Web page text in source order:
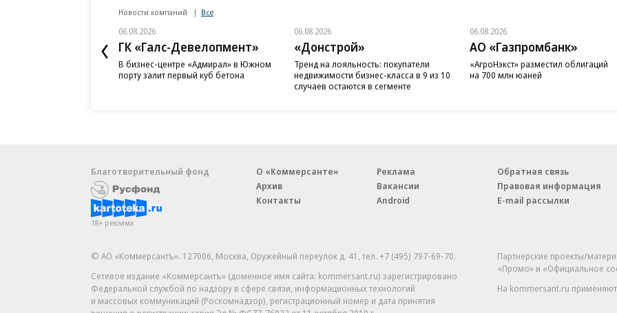
Новости компаний Все
06.08.2026
ГК «Галс-Девелопмент»
В бизнес-центре «Адмирал» в Южном
порту залит первый куб бетона
06.08.2026
«Донстрой»
Тренд на лояльность: покупатели
недвижимости бизнес-класса в 9 из 10
случаев остаются в сегменте
06.08.2026
АО «Газпромбанк»
«АгроНэкст» разместил облигаций
на 700 млн юаней
Благотворительный фонд
18+ реклама
О «Коммерсанте»
Архив
Контакты
Реклама
Вакансии
Android
Обратная связь
Правовая информация
E-mail рассылки
© АО «Коммерсантъ». 127006, Москва, Оружейный переулок д. 41,тел. +7 (495) 797-69-70.
Сетевое издание «Коммерсантъ» (доменное имя сайта: kommersant.ru) зарегистрировано
Федеральной службой по надзору в сфере связи, информационных технологий
и массовых коммуникаций (Роскомнадзор), регистрационный номер и дата принятия
Партнерские проекты/
«Промо» и «Официальное
На kommersant.ru